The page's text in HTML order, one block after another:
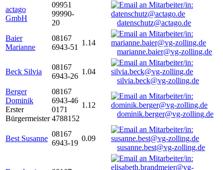
actago
GmbH
09951
99990-
20
datenschutz@actago.de
Baier
Marianne
08167
6943-51
1.14
marianne.baier@vg-zolling.de
Beck Silvia
08167
6943-26
1.04
silvia.beck@vg-zolling.de
Berger
Dominik
Erster
Bürgermeister
08167
6943-46
0171
4788152
1.12
dominik.berger@vg-zolling.de
Best Susanne
08167
6943-19
0.09
susanne.best@vg-zolling.de